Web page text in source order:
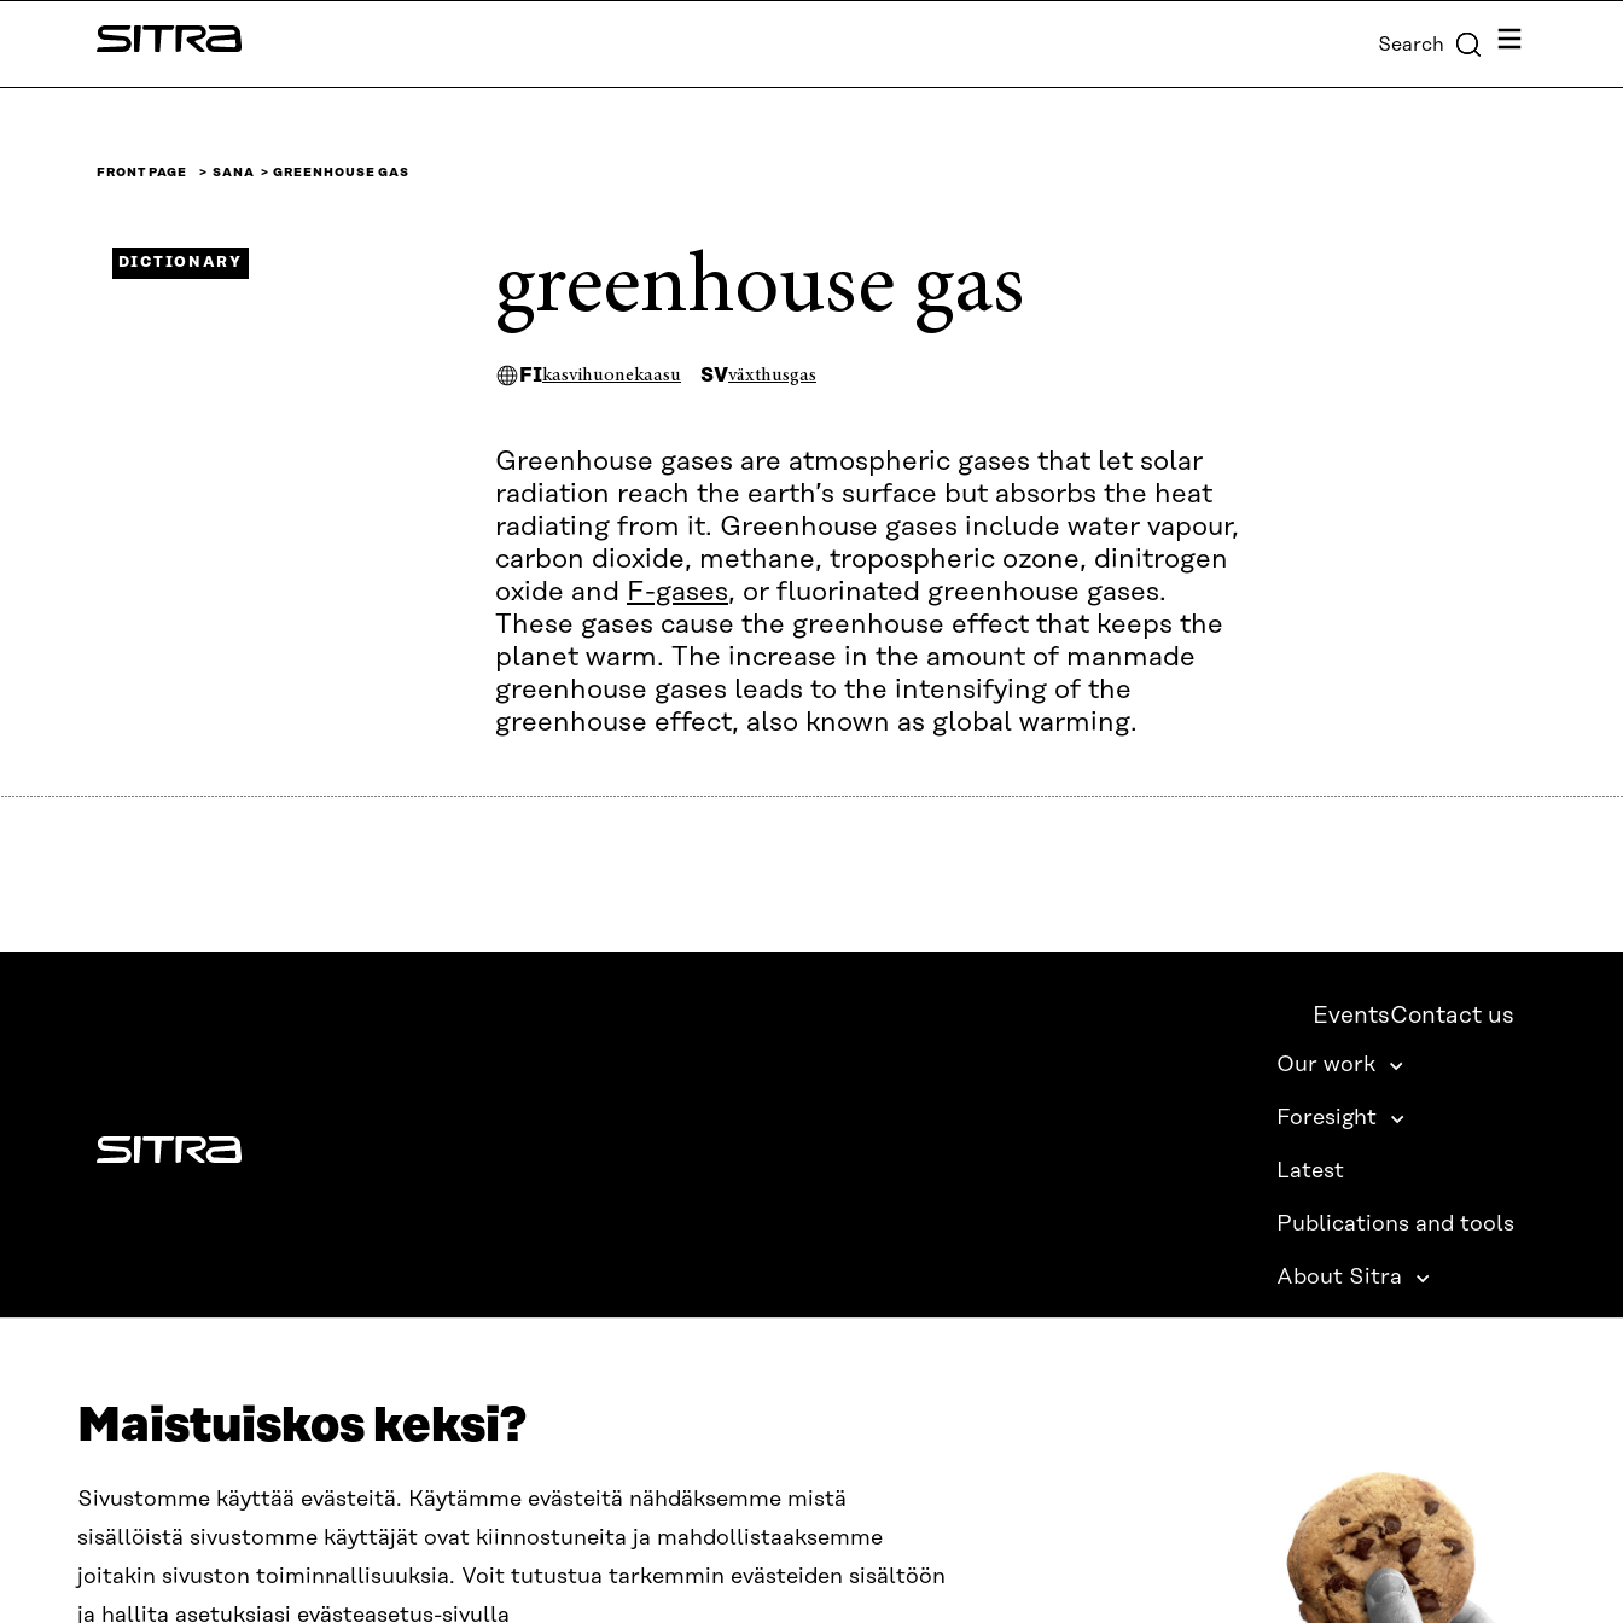
Maistuiskos keksi?
Sivustomme käyttää evästeitä. Käytämme evästeitä nähdäksemme mistä
sisällöistä sivustomme käyttäjät ovat kiinnostuneita ja mahdollistaaksemme
joitakin sivuston toiminnallisuuksia. Voit tutustua tarkemmin evästeiden sisältöön
ja hallita asetuksiasi evästeasetus-sivulla
↓
Sitra Search Menu
FRONT PAGE SANA GREENHOUSE GAS
greenhouse gas
FIkasvihuonekaasu SVväxthusgas
Greenhouse gases are atmospheric gases that let solar
radiation reach the earth’s surface but absorbs the heat
radiating from it. Greenhouse gases include water vapour,
carbon dioxide, methane, tropospheric ozone, dinitrogen
oxide and F-gases, or fluorinated greenhouse gases.
These gases cause the greenhouse effect that keeps the
planet warm. The increase in the amount of manmade
greenhouse gases leads to the intensifying of the
greenhouse effect, also known as global warming.
DICTIONARY
Sitra
EventsContact us
Our work
Foresight
Latest
Publications and tools
About Sitra
ADDRESS
160,
00181 Helsinki
How to get to Sitra?
BUSINESS ID
TELEPHONE
EMAIL
firstname.lastname@sitra.fi